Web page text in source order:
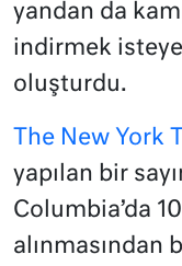
yandan da
indirmek
oluşturdu.
The New York
yapılan bir
Columbia’da
alınmasından